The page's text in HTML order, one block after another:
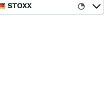
STOXX